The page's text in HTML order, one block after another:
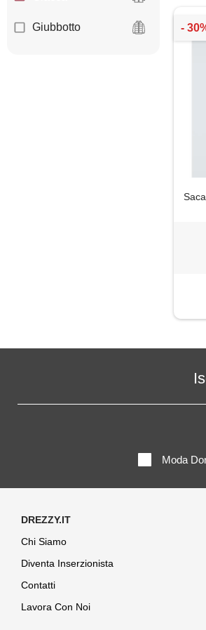
Giubbotto
Moda
Chi Siamo
Diventa Inserzionista
Contatti
Lavora Con Noi